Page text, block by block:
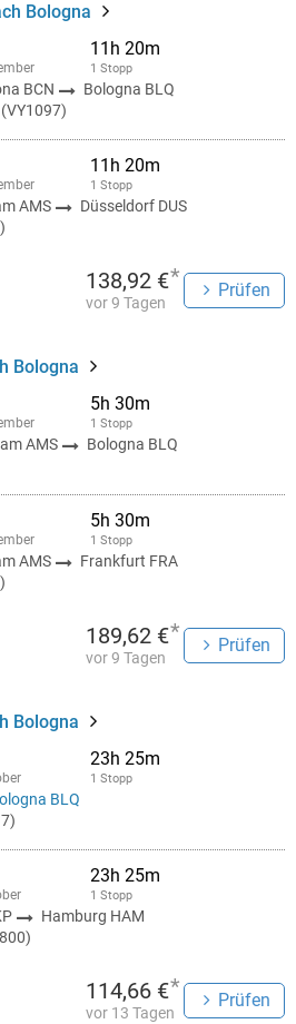
Bologna
11h 20m
1 Stopp
BCN
Bologna BLQ
11h 20m
1 Stopp
AMS
Düsseldorf DUS
138,92 €*
vor 9 Tagen
Prüfen
Bologna
5h 30m
1 Stopp
AMS
Bologna BLQ
5h 30m
1 Stopp
AMS
Frankfurt FRA
189,62 €*
vor 9 Tagen
Prüfen
Bologna
23h 25m
1 Stopp
BLQ
23h 25m
1 Stopp
Hamburg HAM
114,66 €*
vor 13 Tagen
Prüfen